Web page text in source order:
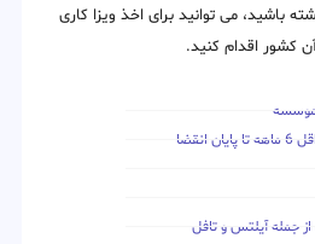
باشید، می توانید برای اخذ ویزا کاری
کشور اقدام کنید.
موسسه
جمله آیلتس و تافل